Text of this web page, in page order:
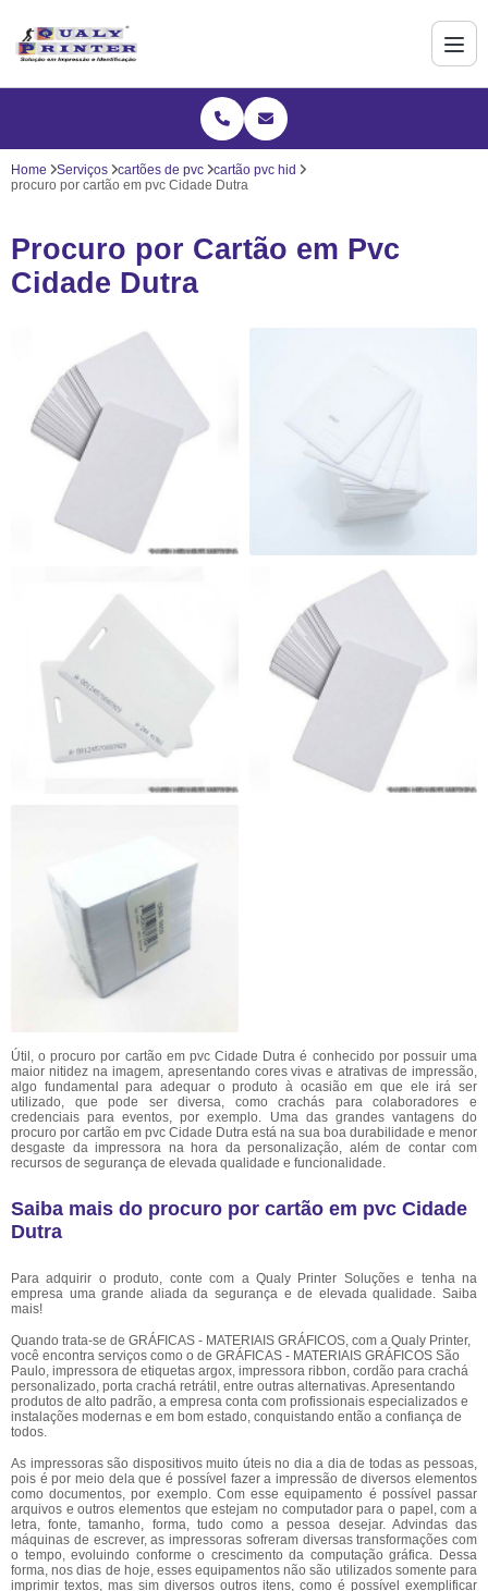
Home Serviços cartões de pvc
cartão pvc hid
procuro por cartão em pvc Cidade Dutra
Procuro por Cartão em Pvc
Cidade Dutra
Útil, o procuro por cartão em pvc Cidade Dutra é conhecido por possuir uma
maior nitidez na imagem, apresentando cores vivas e atrativas de impressão,
algo fundamental para adequar o produto à ocasião em que ele irá ser
utilizado, que pode ser diversa, como crachás para colaboradores e
credenciais para eventos, por exemplo. Uma das grandes vantagens do
procuro por cartão em pvc Cidade Dutra está na sua boa durabilidade e menor
desgaste da impressora na hora da personalização, além de contar com
recursos de segurança de elevada qualidade e funcionalidade.
Saiba mais do procuro por cartão em pvc Cidade
Dutra
Para adquirir o produto, conte com a Qualy Printer Soluções e tenha na
empresa uma grande aliada da segurança e de elevada qualidade. Saiba
mais!
Quando trata-se de GRÁFICAS - MATERIAIS GRÁFICOS, com a Qualy Printer,
você encontra serviços como o de GRÁFICAS - MATERIAIS GRÁFICOS São
Paulo, impressora de etiquetas argox, impressora ribbon, cordão para crachá
personalizado, porta crachá retrátil, entre outras alternativas. Apresentando
produtos de alto padrão, a empresa conta com profissionais especializados e
instalações modernas e em bom estado, conquistando então a confiança de
todos.
As impressoras são dispositivos muito úteis no dia a dia de todas as pessoas,
pois é por meio dela que é possível fazer a impressão de diversos elementos
como documentos, por exemplo. Com esse equipamento é possível passar
arquivos e outros elementos que estejam no computador para o papel, com a
letra, fonte, tamanho, forma, tudo como a pessoa desejar. Advindas das
máquinas de escrever, as impressoras sofreram diversas transformações com
o tempo, evoluindo conforme o crescimento da computação gráfica. Dessa
forma, nos dias de hoje, esses equipamentos não são utilizados somente para
imprimir textos, mas sim diversos outros itens, como é possível exemplificar